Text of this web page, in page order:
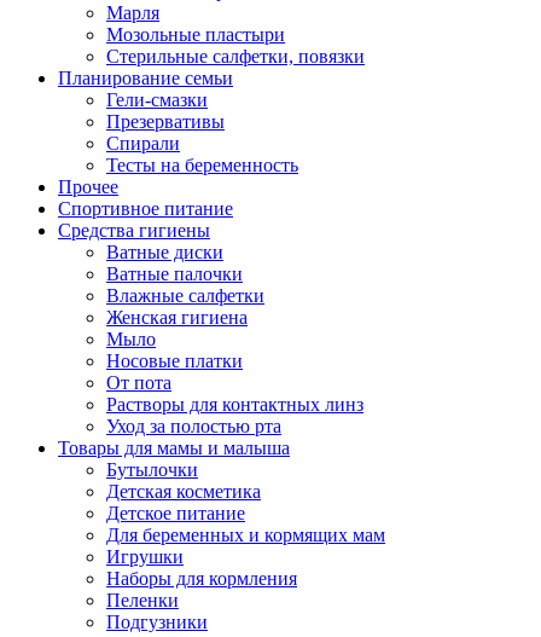
Марля
Мозольные пластыри
Стерильные салфетки, повязки
Планирование семьи
Гели-смазки
Презервативы
Спирали
Тесты на беременность
Прочее
Спортивное питание
Средства гигиены
Ватные диски
Ватные палочки
Влажные салфетки
Женская гигиена
Мыло
Носовые платки
От пота
Растворы для контактных линз
Уход за полостью рта
Товары для мамы и малыша
Бутылочки
Детская косметика
Детское питание
Для беременных и кормящих мам
Игрушки
Наборы для кормления
Пеленки
Подгузники